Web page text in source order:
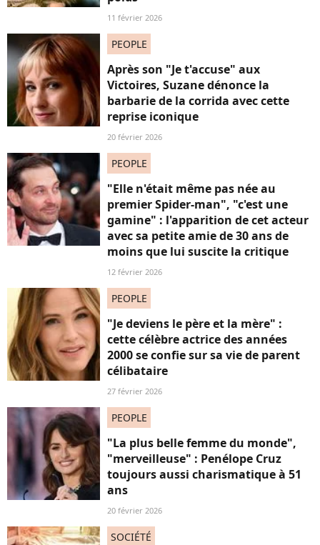
11 février 2026
PEOPLE
Après son "Je t'accuse" aux
Victoires, Suzane dénonce la
barbarie de la corrida avec cette
reprise iconique
20 février 2026
PEOPLE
"Elle n'était même pas née au
premier Spider-man", "c'est une
gamine" : l'apparition de cet acteur
avec sa petite amie de 30 ans de
moins que lui suscite la critique
12 février 2026
PEOPLE
"Je deviens le père et la mère" :
cette célèbre actrice des années
2000 se confie sur sa vie de parent
célibataire
27 février 2026
PEOPLE
"La plus belle femme du monde",
"merveilleuse" : Penélope Cruz
toujours aussi charismatique à 51
ans
20 février 2026
SOCIÉTÉ